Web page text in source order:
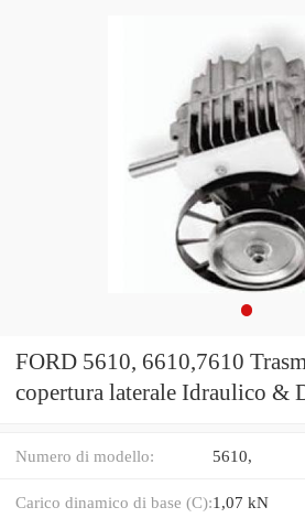
FORD 5610, 6610,7610
copertura laterale Idraulico &
Numero di modello: 5610,
Carico dinamico di base (C):1,07 kN